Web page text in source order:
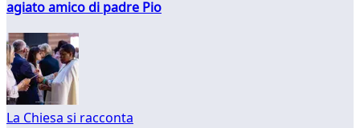
agiato amico di padre Pio
La Chiesa si racconta